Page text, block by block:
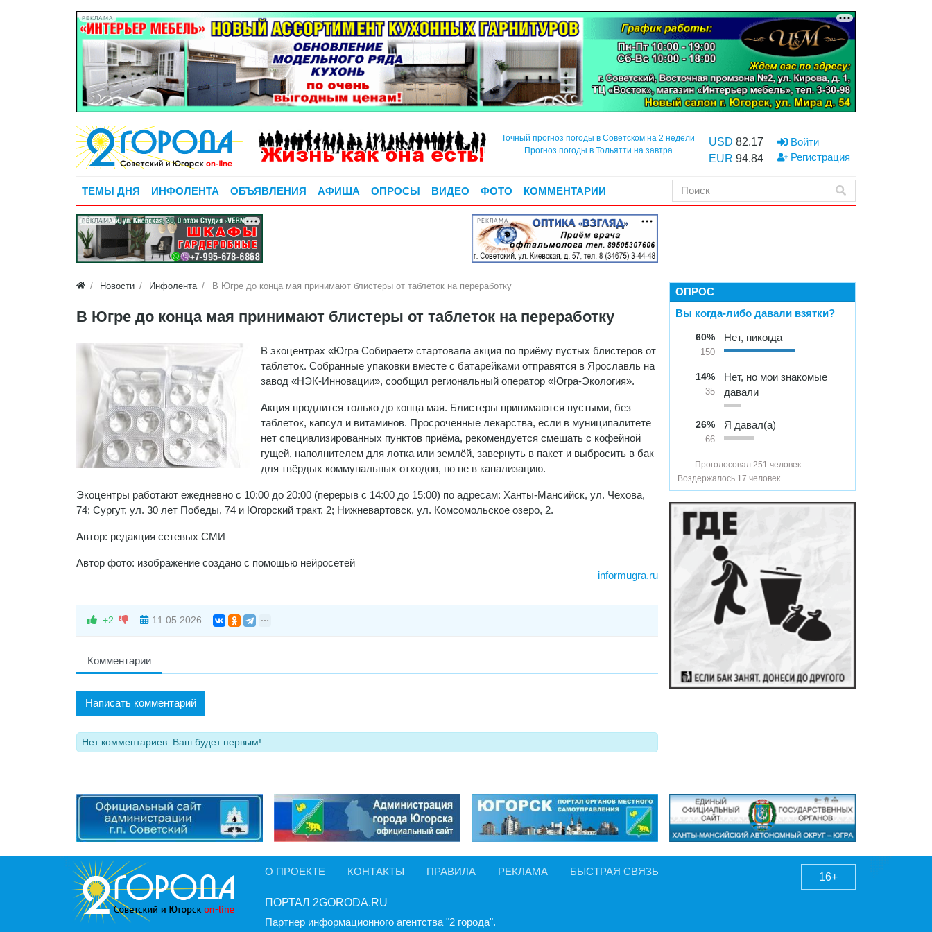
РЕКЛАМА
Точный прогноз погоды в Советском на 2 недели
Прогноз погоды в Тольятти на завтра
USD 82.17
EUR 94.84
Войти
Регистрация
ТЕМЫ ДНЯ ИНФОЛЕНТА ОБЪЯВЛЕНИЯ АФИША ОПРОСЫ ВИДЕО ФОТО КОММЕНТАРИИ
РЕКЛАМА РЕКЛАМА
Новости Инфолента В Югре до конца мая принимают блистеры от таблеток на переработку
В Югре до конца мая принимают блистеры от таблеток на переработку
В экоцентрах «Югра Собирает» стартовала акция по приёму пустых блистеров от
таблеток. Собранные упаковки вместе с батарейками отправятся в Ярославль на
завод «НЭК-Инновации», сообщил региональный оператор «Югра-Экология».
Акция продлится только до конца мая. Блистеры принимаются пустыми, без
таблеток, капсул и витаминов. Просроченные лекарства, если в муниципалитете
нет специализированных пунктов приёма, рекомендуется смешать с кофейной
гущей, наполнителем для лотка или землёй, завернуть в пакет и выбросить в бак
для твёрдых коммунальных отходов, но не в канализацию.
Экоцентры работают ежедневно с 10:00 до 20:00 (перерыв с 14:00 до 15:00) по адресам: Ханты-Мансийск, ул. Чехова,
74; Сургут, ул. 30 лет Победы, 74 и Югорский тракт, 2; Нижневартовск, ул. Комсомольское озеро, 2.
Автор: редакция сетевых СМИ
Автор фото: изображение создано с помощью нейросетей
informugra.ru
+2 11.05.2026
Комментарии
Написать комментарий
Нет комментариев. Ваш будет первым!
ОПРОС
Вы когда-либо давали взятки?
60%
150
Нет, никогда
14%
35
Нет, но мои знакомые
давали
26%
66
Я давал(а)
Проголосовал 251 человек
Воздержалось 17 человек
О ПРОЕКТЕ КОНТАКТЫ ПРАВИЛА РЕКЛАМА БЫСТРАЯ СВЯЗЬ
ПОРТАЛ 2GORODA.RU
Партнер информационного агентства "2 города".
16+